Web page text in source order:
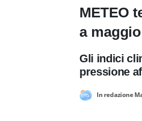
METEO
a
Gli indici
pressione
In redazione